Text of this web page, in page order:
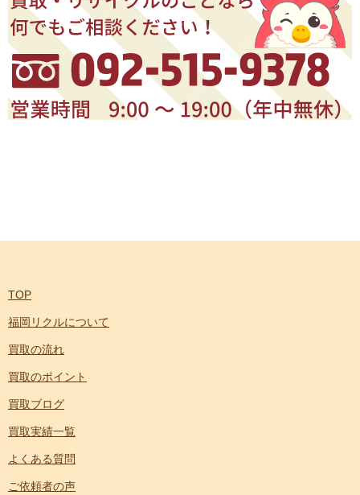
TOP
福岡リクルについて
買取の流れ
買取のポイント
買取ブログ
買取実績一覧
よくある質問
ご依頼者の声